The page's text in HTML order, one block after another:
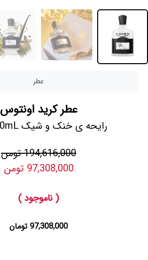
عطر
عطر کرید اونتوس
رایحه ی خنک و شیک edp 100mL
194,616,000 تومن
97,308,000 تومن
( ناموجود )
97,308,000 تومان